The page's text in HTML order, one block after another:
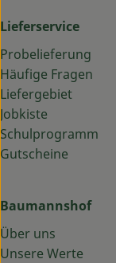
Lieferservice
Probelieferung
Häufige Fragen
Liefergebiet
Jobkiste
Schulprogramm
Gutscheine
Baumannshof
Über uns
Unsere Werte